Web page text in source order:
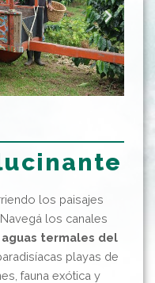
los paisajes
. Navegá los canales
aguas termales del
playas de
fauna exótica y